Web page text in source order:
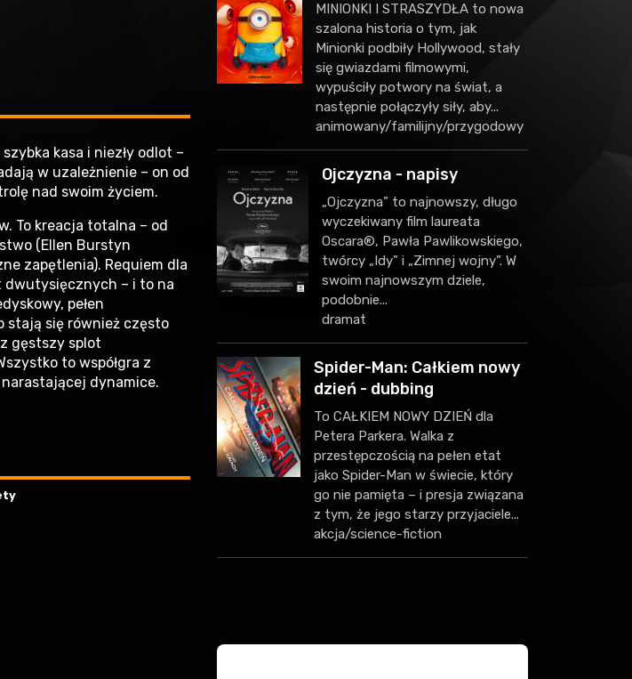
kasa i niezły odlot –
w uzależnienie – on od
nad swoim życiem.
To kreacja totalna – od
(Ellen Burstyn
zapętlenia). Requiem dla
– i to na
pełen
stają się również często
gęstszy splot
to współgra z
dynamice.
MINIONKI I STRASZYDŁA to nowa
szalona historia o tym, jak
Minionki podbiły Hollywood, stały
się gwiazdami filmowymi,
wypuściły potwory na świat, a
następnie połączyły siły, aby...
animowany/familijny/przygodowy
Ojczyzna - napisy
„Ojczyzna” to najnowszy, długo
wyczekiwany film laureata
Oscara®, Pawła Pawlikowskiego,
twórcy „Idy” i „Zimnej wojny”. W
swoim najnowszym dziele,
podobnie...
dramat
Spider-Man: Całkiem nowy
dzień - dubbing
To CAŁKIEM NOWY DZIEŃ dla
Petera Parkera. Walka z
przestępczością na pełen etat
jako Spider-Man w świecie, który
go nie pamięta – i presja związana
z tym, że jego starzy przyjaciele...
akcja/science-fiction